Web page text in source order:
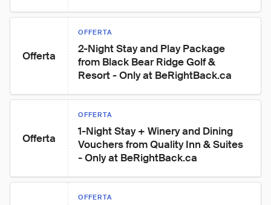
Offerta
OFFERTA
2-Night Stay and Play Package
from Black Bear Ridge Golf &
Resort - Only at BeRightBack.ca
Offerta
OFFERTA
1-Night Stay + Winery and Dining
Vouchers from Quality Inn & Suites
- Only at BeRightBack.ca
OFFERTA